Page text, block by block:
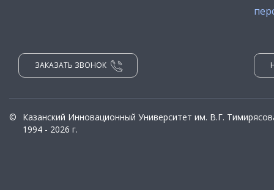
ЗАКАЗАТЬ ЗВОНОК
©
Казанский Инновационный Университет им. В.Г.
1994 - 2026 г.